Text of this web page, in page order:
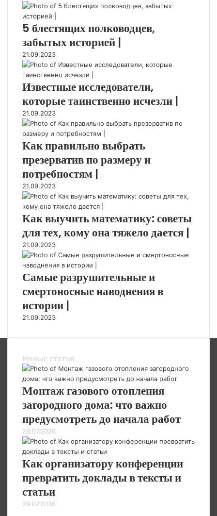
5 блестящих полководцев,
забытых историей |
21.09.2023
Известные исследователи,
которые таинственно исчезли |
21.09.2023
Как правильно выбрать
презерватив по размеру и
потребностям |
21.09.2023
Как выучить математику: советы
для тех, кому она тяжело дается |
21.09.2023
Самые разрушительные и
смертоносные наводнения в
истории |
21.09.2023
Новые статьи
Монтаж газового отопления
загородного дома: что важно
предусмотреть до начала работ
29.07.2026
Как организатору конференции
превратить доклады в тексты и
статьи
29.07.2026